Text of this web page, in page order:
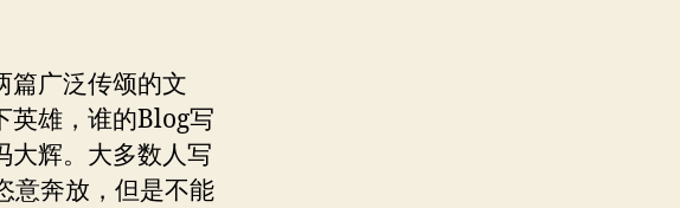
篇广泛传颂的文
英雄，谁的Blog写
大辉。大多数人写
意奔放，但是不能